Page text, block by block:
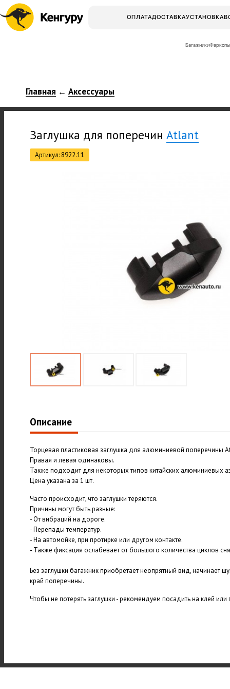
ОПЛАТАДОСТАВКАУСТАНОВКА
БагажникиФаркопы
Главная ← Аксессуары
Заглушка для поперечин Atlant
Артикул: 8922.11
Описание
Торцевая пластиковая заглушка для алюминиевой поперечины
Правая и левая одинаковы.
Также подходит для некоторых типов китайских алюминиевых
Цена указана за 1 шт.
Часто происходит, что заглушки теряются.
Причины могут быть разные:
- От вибраций на дороге.
- Перепады температур.
- На автомойке, при протирке или другом контакте.
- Также фиксация ослабевает от большого количества циклов
Без заглушки багажник приобретает неопрятный вид, начинает
край поперечины.
Чтобы не потерять заглушки - рекомендуем посадить на клей или